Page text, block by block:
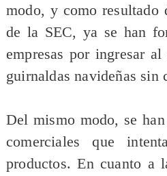
modo, y como resultado
de la SEC, ya se han
empresas por ingresar
guirnaldas navideñas sin
Del mismo modo, se
comerciales que
productos. En cuanto a